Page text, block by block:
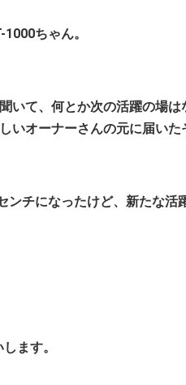
ちゃん。
いて、何とか次の活躍の場
いオーナーさんの元に届いた
ンチになったけど、新たな活
ます。